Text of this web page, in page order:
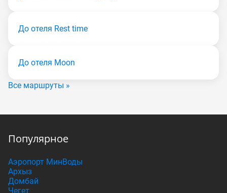
До отеля Rest time
До отеля Moon
Все маршруты »
Популярное
Аэропорт МинВоды
Архыз
Домбай
Чегет